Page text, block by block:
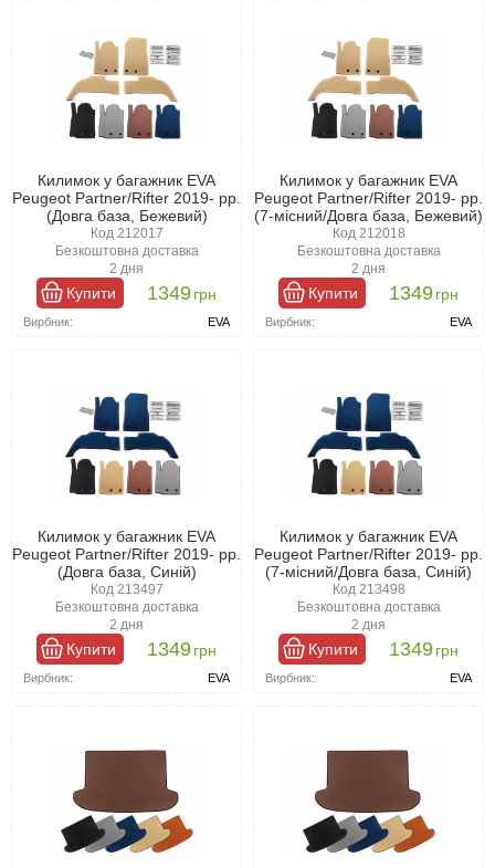
Килимок у багажник EVA
Peugeot Partner/Rifter 2019- рр.
(Довга база, Бежевий)
Код 212017
Безкоштовна доставка
2 дня
Купити 1349грн
Вирбник: EVA
Килимок у багажник EVA
Peugeot Partner/Rifter 2019- рр.
(7-місний/Довга база, Бежевий)
Код 212018
Безкоштовна доставка
2 дня
Купити 1349грн
Вирбник: EVA
Килимок у багажник EVA
Peugeot Partner/Rifter 2019- рр.
(Довга база, Синій)
Код 213497
Безкоштовна доставка
2 дня
Купити 1349грн
Вирбник: EVA
Килимок у багажник EVA
Peugeot Partner/Rifter 2019- рр.
(7-місний/Довга база, Синій)
Код 213498
Безкоштовна доставка
2 дня
Купити 1349грн
Вирбник: EVA